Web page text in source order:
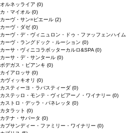
オルネッライア (0)
カ・マイオル (0)
カーヴ・サン=ピエール (2)
カーヴ・ダゼ (0)
カーヴ・デ・ヴィニュロン・ドゥ・ファッフェンハイム
カーヴ・ラングドック・ルーション (0)
カーサ・ヴィニコラボッターカルロ&SPA (0)
カーサ・デ・サンタール (0)
ボデガス・ビアンキ (0)
カイアロッサ (0)
カヴィッキオリ (0)
カスティーヨ・ラバスティーダ (0)
カステッロ・モンテ・ヴィビアーノ・ワイナリー (0)
カストロ・デッラ・パネレッタ (0)
カタラット (0)
カテナ・サパータ (0)
カプサンディー・ファミリー・ワイナリー (0)